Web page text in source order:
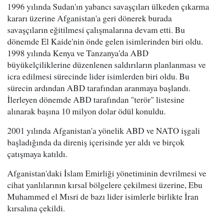
1996 yılında Sudan'ın yabancı savaşçıları ülkeden çıkarma
kararı üzerine Afganistan'a geri dönerek burada
savaşçıların eğitilmesi çalışmalarına devam etti. Bu
dönemde El Kaide'nin önde gelen isimlerinden biri oldu.
1998 yılında Kenya ve Tanzanya'da ABD
büyükelçiliklerine düzenlenen saldırıların planlanması ve
icra edilmesi sürecinde lider isimlerden biri oldu. Bu
sürecin ardından ABD tarafından aranmaya başlandı.
İlerleyen dönemde ABD tarafından "terör" listesine
alınarak başına 10 milyon dolar ödül konuldu.
2001 yılında Afganistan'a yönelik ABD ve NATO işgali
başladığında da direniş içerisinde yer aldı ve birçok
çatışmaya katıldı.
Afganistan'daki İslam Emirliği yönetiminin devrilmesi ve
cihat yanlılarının kırsal bölgelere çekilmesi üzerine, Ebu
Muhammed el Mısri de bazı lider isimlerle birlikte İran
kırsalına çekildi.